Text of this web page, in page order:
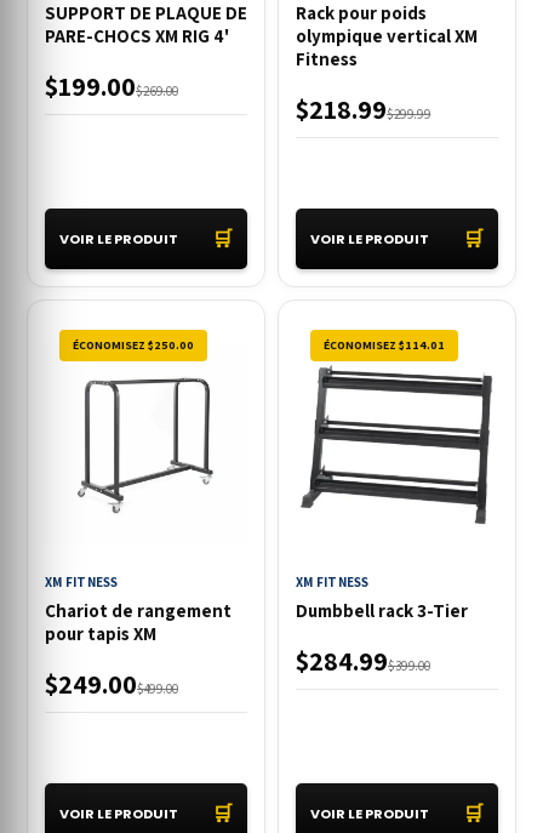
SUPPORT DE PLAQUE DE
PARE-CHOCS XM RIG 4'
$269.00
$199.00
VOIR LE PRODUIT 🛒
Rack pour poids
olympique vertical XM
Fitness
$299.99
$218.99
VOIR LE PRODUIT 🛒
ÉCONOMISEZ $250.00
XM FITNESS
Chariot de rangement
pour tapis XM
$499.00
$249.00
VOIR LE PRODUIT 🛒
ÉCONOMISEZ $114.01
XM FITNESS
Dumbbell rack 3-Tier
$399.00
$284.99
VOIR LE PRODUIT 🛒